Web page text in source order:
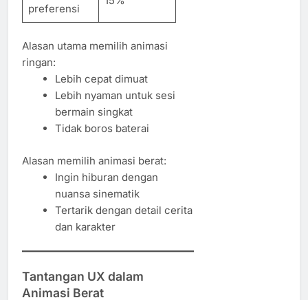
preferensi
Alasan utama memilih animasi
ringan:
Lebih cepat dimuat
Lebih nyaman untuk sesi
bermain singkat
Tidak boros baterai
Alasan memilih animasi berat:
Ingin hiburan dengan
nuansa sinematik
Tertarik dengan detail cerita
dan karakter
Tantangan UX dalam
Animasi Berat